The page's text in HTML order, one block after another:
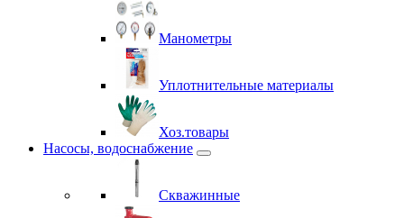
Манометры
Уплотнительные материалы
Хоз.товары
Насосы, водоснабжение
Скважинные